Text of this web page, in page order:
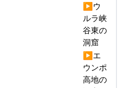
▶ウ
ルラ峡
谷東の
洞窟
▶エ
ウンポ
高地の